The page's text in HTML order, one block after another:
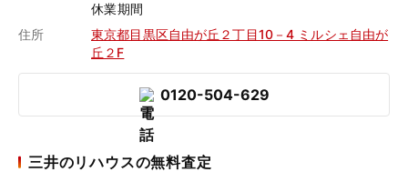
休業期間
住所
東京都目黒区自由が丘２丁目10－4 ミルシェ自由が
丘２F
0120-504-629
三井のリハウスの無料査定